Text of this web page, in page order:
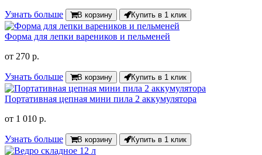
Узнать больше В корзину Купить в 1 клик
Форма для лепки вареников и пельменей
от 270 р.
Узнать больше В корзину Купить в 1 клик
Портативная цепная мини пила 2 аккумулятора
от 1 010 р.
Узнать больше В корзину Купить в 1 клик